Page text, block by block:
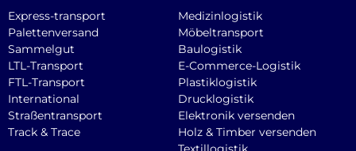
Express-transport
Palettenversand
Sammelgut
LTL-Transport
FTL-Transport
International
Straßentransport
Track & Trace
Medizinlogistik
Möbeltransport
Baulogistik
E-Commerce-Logistik
Plastiklogistik
Drucklogistik
Elektronik versenden
Holz & Timber versenden